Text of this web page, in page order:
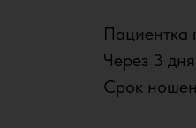
Пациентка
Через 3
Срок